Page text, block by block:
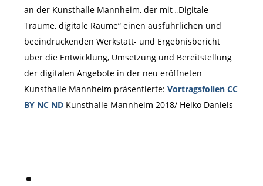
an der Kunsthalle Mannheim, der mit „Digitale
Träume, digitale Räume“ einen ausführlichen und
beeindruckenden Werkstatt- und Ergebnisbericht
über die Entwicklung, Umsetzung und Bereitstellung
der digitalen Angebote in der neu eröffneten
Kunsthalle Mannheim präsentierte: Vortragsfolien CC
BY NC NDKunsthalle Mannheim 2018/ Heiko Daniels